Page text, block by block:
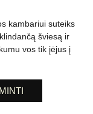
kambariui suteiks
šviesą ir
vos tik įėjus į